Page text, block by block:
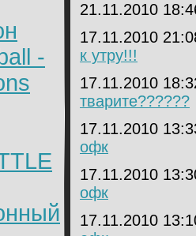
-
21.11.2010
17.11.2010
к утру!!!
17.11.2010
тварите??????
17.11.2010
офк
17.11.2010
офк
17.11.2010